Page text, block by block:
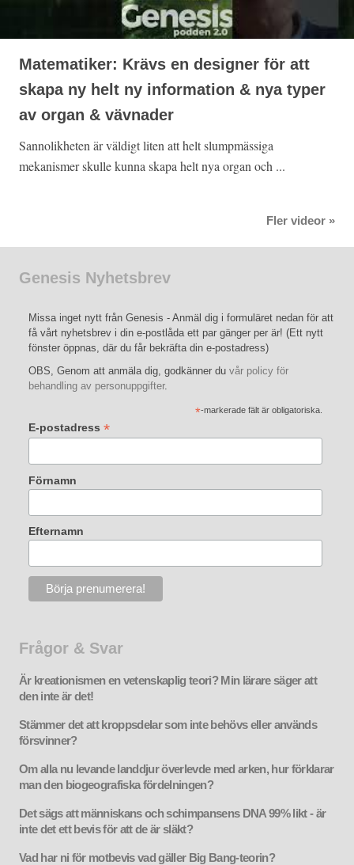
Matematiker: Krävs en designer för att
skapa ny helt ny information & nya typer
av organ & vävnader
Sannolikheten är väldigt liten att helt slumpmässiga
mekanismer skulle kunna skapa helt nya organ och ...
Fler videor »
Genesis Nyhetsbrev
Missa inget nytt från Genesis - Anmäl dig i formuläret nedan för att
få vårt nyhetsbrev i din e-postlåda ett par gänger per är! (Ett nytt
fönster öppnas, där du får bekräfta din e-postadress)
OBS, Genom att anmäla dig, godkänner du vår policy för
behandling av personuppgifter.
*-markerade fält är obligatoriska.
E-postadress *
Förnamn
Efternamn
Frågor & Svar
Är kreationismen en vetenskaplig teori? Min lärare säger att
den inte är det!
Stämmer det att kroppsdelar som inte behövs eller används
försvinner?
Om alla nu levande landdjur överlevde med arken, hur förklarar
man den biogeografiska fördelningen?
Det sägs att människans och schimpansens DNA 99% likt - är
inte det ett bevis för att de är släkt?
Vad har ni för motbevis vad gäller Big Bang-teorin?